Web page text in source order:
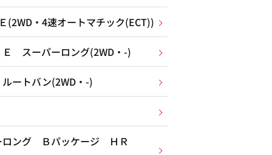
・4速オートマチック(ECT))
スーパーロング(2WD・-)
トバン(2WD・-)
ング Ｂパッケージ ＨＲ